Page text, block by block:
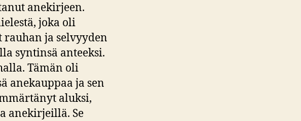
anekirjeen.
joka oli
ja selvyyden
syntinsä anteeksi.
Tämän oli
anekauppaa ja sen
aluksi,
anekirjeillä. Se